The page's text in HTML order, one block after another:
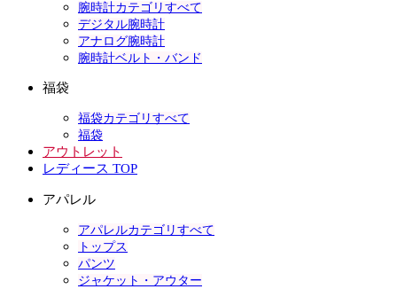
腕時計カテゴリすべて
デジタル腕時計
アナログ腕時計
腕時計ベルト・バンド
福袋
福袋カテゴリすべて
福袋
アウトレット
レディース TOP
アパレル
アパレルカテゴリすべて
トップス
パンツ
ジャケット・アウター